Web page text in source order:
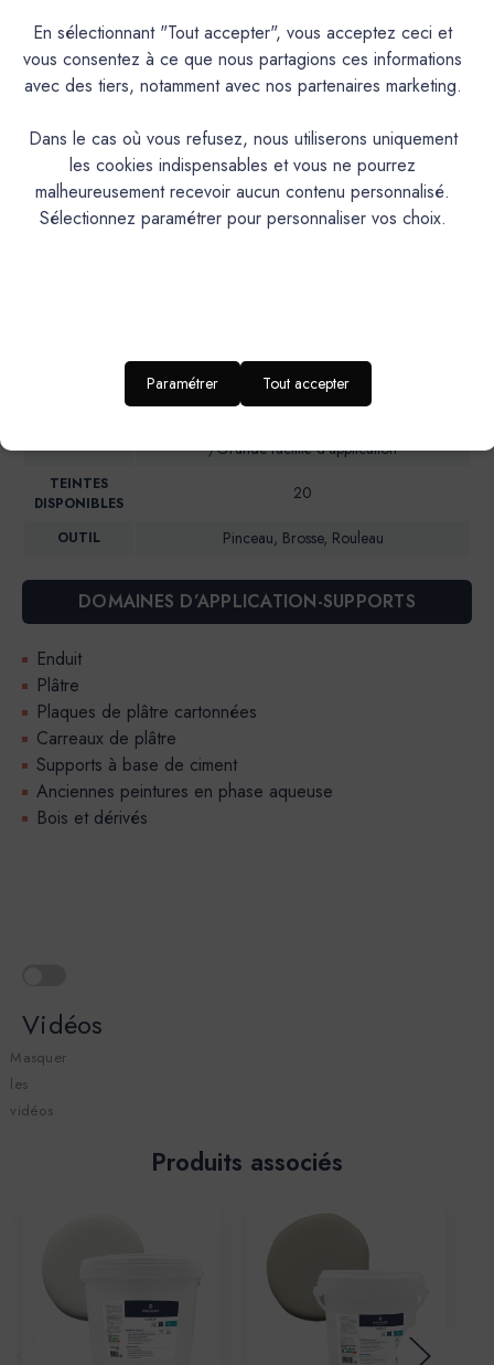
protège avec élégance vos murs et plafonds, tout en
conservant la structure initiale du support et en le laissant
respirer.
PRODUIT
DESCRIPTION Peinture de décoration d’aspect mat minéral
de titane / Haute perméabilité à la vapeur /Ne
bloque pas la respiration du support, évite les
/Grande facilité d’application
TEINTES
DISPONIBLES
20
OUTIL Pinceau, Brosse, Rouleau
DOMAINES D’APPLICATION-SUPPORTS
Enduit
Plâtre
Plaques de plâtre cartonnées
Carreaux de plâtre
Supports à base de ciment
Anciennes peintures en phase aqueuse
Bois et dérivés
Vidéos
Masquer
les
vidéos
Produits associés
En sélectionnant "Tout accepter", vous acceptez ceci et
vous consentez à ce que nous partagions ces informations
avec des tiers, notamment avec nos partenaires marketing.
Dans le cas où vous refusez, nous utiliserons uniquement
les cookies indispensables et vous ne pourrez
malheureusement recevoir aucun contenu personnalisé.
Sélectionnez paramétrer pour personnaliser vos choix.
Paramétrer Tout accepter